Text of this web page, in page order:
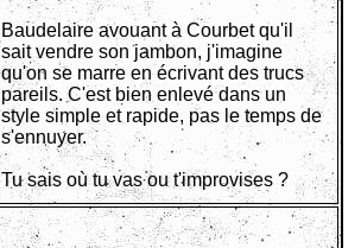
Baudelaire avouant à Courbet qu'il
sait vendre son jambon, j'imagine
qu'on se marre en écrivant des trucs
pareils. C'est bien enlevé dans un
style simple et rapide, pas le temps de
s'ennuyer.
Tu sais où tu vas ou t'improvises ?